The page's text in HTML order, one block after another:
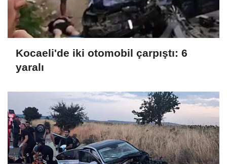
Kocaeli'de iki otomobil çarpıştı: 6
yaralı